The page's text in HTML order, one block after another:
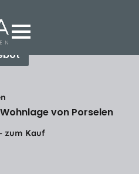
von Porselen
zum Kauf